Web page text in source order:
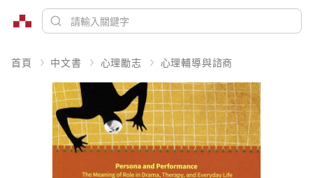
首頁 中文書 心理勵志 心理輔導與諮商